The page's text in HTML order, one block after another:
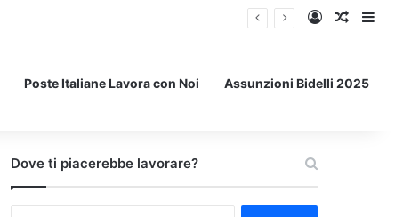
Accedi
Un
Poste Italiane Lavora con Noi Assunzioni Bidelli 2025
Dove ti piacerebbe lavorare?